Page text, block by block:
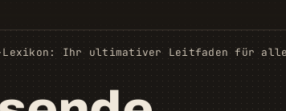
Lexikon: Ihr ultimativer Leitfaden für